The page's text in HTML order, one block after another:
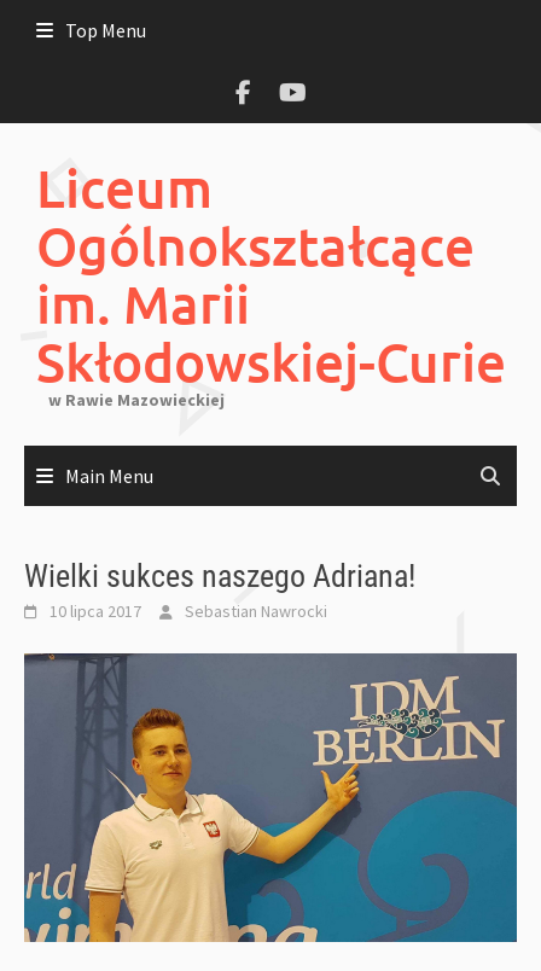
Top Menu
Liceum
Ogólnokształcące
im. Marii
Skłodowskiej-Curie
w Rawie Mazowieckiej
Main Menu
Wielki sukces naszego Adriana!
10 lipca 2017 Sebastian Nawrocki